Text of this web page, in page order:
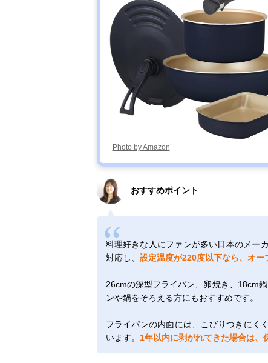
Photo by Amazon
おすすめポイント
料理好きな人にファンが多い日本のメー
対応し、 設定温度が220度以下なら、オー
26cmの深型フライパン、卵焼き、18cm
ンや鍋をそろえる方にもおすすめです。
フライパンの内面には、こびりつきにく
います。 1年以内に剥がれてきた場合は、